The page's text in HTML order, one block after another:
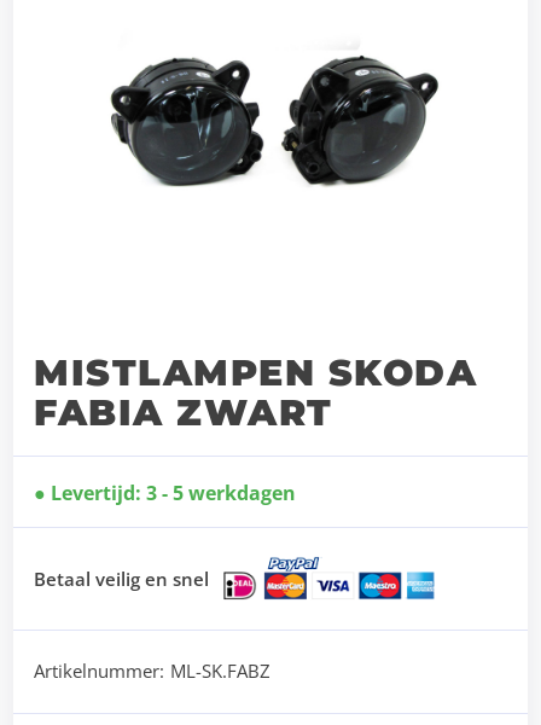
MISTLAMPEN SKODA
FABIA ZWART
Levertijd: 3 - 5 werkdagen
Betaal veilig en snel
Artikelnummer: ML-SK.FABZ